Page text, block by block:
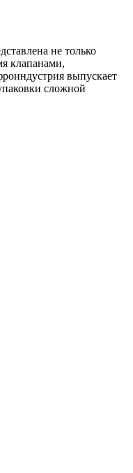
не только
клапанами,
выпускает
сложной